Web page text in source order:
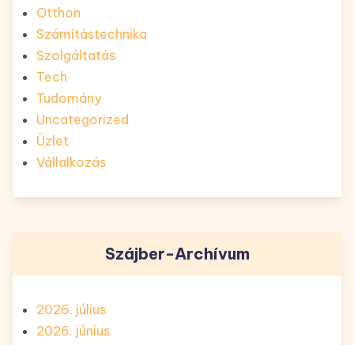
Otthon
Számítástechnika
Szolgáltatás
Tech
Tudomány
Uncategorized
Üzlet
Vállalkozás
Szájber-Archívum
2026. július
2026. június